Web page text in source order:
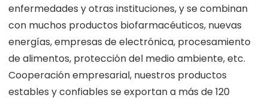
enfermedades y otras instituciones, y se combinan
con muchos productos biofarmacéuticos, nuevas
energías, empresas de electrónica, procesamiento
de alimentos, protección del medio ambiente, etc.
Cooperación empresarial, nuestros productos
estables y confiables se exportan a más de 120